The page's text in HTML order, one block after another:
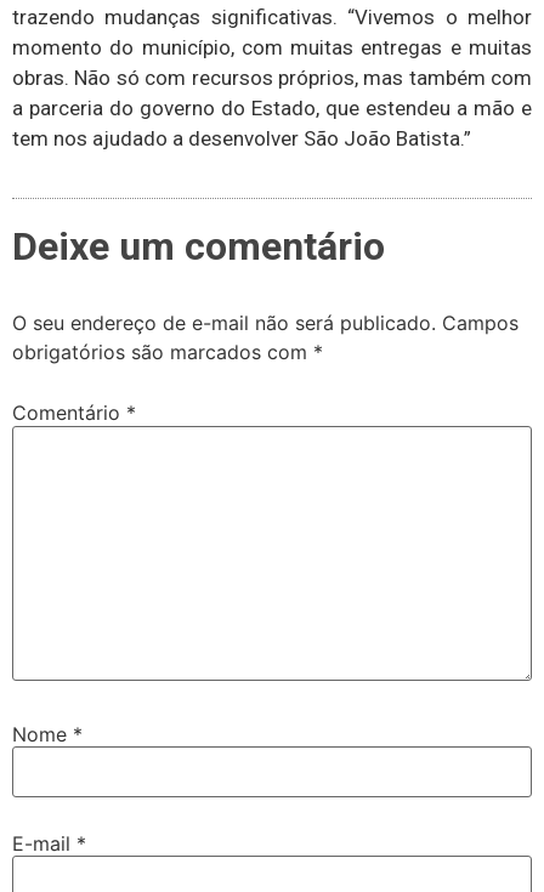
trazendo mudanças significativas. “Vivemos o melhor
momento do município, com muitas entregas e muitas
obras. Não só com recursos próprios, mas também com
a parceria do governo do Estado, que estendeu a mão e
tem nos ajudado a desenvolver São João Batista.”
Deixe um comentário
O seu endereço de e-mail não será publicado. Campos
obrigatórios são marcados com *
Comentário *
Nome *
E-mail *